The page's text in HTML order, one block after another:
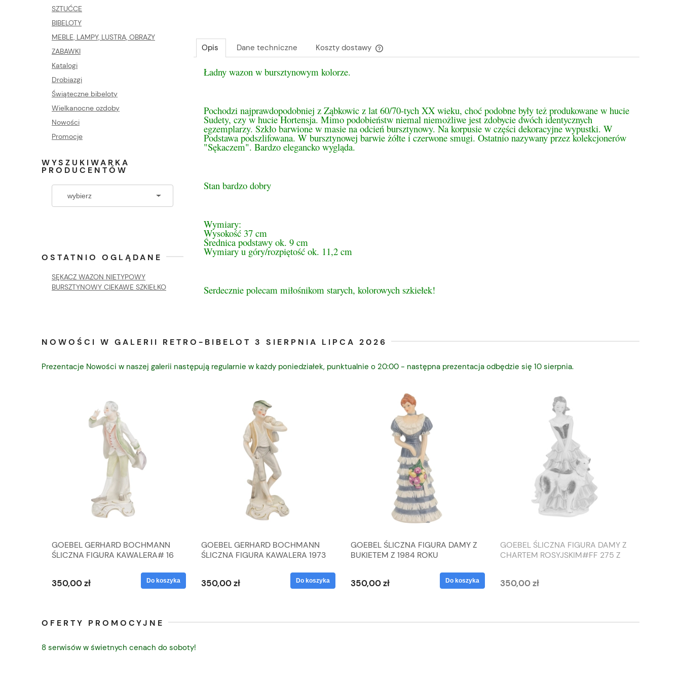
SZTUĆCE
BIBELOTY
MEBLE, LAMPY, LUSTRA, OBRAZY
ZABAWKI
Katalogi
Drobiazgi
Świąteczne bibeloty
Wielkanocne ozdoby
Nowości
Promocje
WYSZUKIWARKA
PRODUCENTÓW
OSTATNIO OGLĄDANE
SĘKACZ WAZON NIETYPOWY
BURSZTYNOWY CIEKAWE SZKIEŁKO
Opis Dane techniczne Koszty dostawy
Ładny wazon w bursztynowym kolorze.
Pochodzi najprawdopodobniej z Ząbkowic z lat 60/70-tych XX wieku, choć podobne były też produkowane w hucie
Sudety, czy w hucie Hortensja. Mimo podobieństw niemal niemożliwe jest zdobycie dwóch identycznych
egzemplarzy. Szkło barwione w masie na odcień bursztynowy. Na korpusie w części dekoracyjne wypustki. W
Podstawa podszlifowana. W bursztynowej barwie żółte i czerwone smugi. Ostatnio nazywany przez kolekcjonerów
"Sękaczem". Bardzo elegancko wygląda.
Stan bardzo dobry
Wymiary:
Wysokość 37 cm
Średnica podstawy ok. 9 cm
Wymiary u góry/rozpiętość ok. 11,2 cm
Serdecznie polecam miłośnikom starych, kolorowych szkiełek!
NOWOŚCI W GALERII RETRO-BIBELOT 3 SIERPNIA LIPCA 2026
Prezentacje Nowości w naszej galerii następują regularnie w każdy poniedziałek, punktualnie o 20:00 - następna prezentacja odbędzie się 10 sierpnia.
GOEBEL GERHARD BOCHMANN
ŚLICZNA FIGURA KAWALERA# 16
350,00 zł Do koszyka
GOEBEL GERHARD BOCHMANN
ŚLICZNA FIGURA KAWALERA 1973
350,00 zł Do koszyka
GOEBEL ŚLICZNA FIGURA DAMY Z
BUKIETEM Z 1984 ROKU
350,00 zł Do koszyka
GOEBEL ŚLICZNA FIGURA DAMY Z
CHARTEM ROSYJSKIM#FF 275 Z
350,00 zł
OFERTY PROMOCYJNE
8 serwisów w świetnych cenach do soboty!